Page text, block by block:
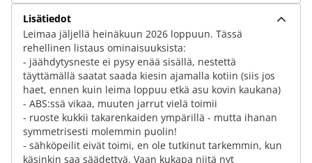
Lisätiedot
Leimaa jäljellä heinäkuun 2026 loppuun. Tässä
rehellinen listaus ominaisuuksista:
- jäähdytysneste ei pysy enää sisällä, nestettä
täyttämällä saatat saada kiesin ajamalla kotiin (siis jos
haet, ennen kuin leima loppuu etkä asu kovin kaukana)
- ABS:ssä vikaa, muuten jarrut vielä toimii
- ruoste kukkii takarenkaiden ympärillä - mutta ihanan
symmetrisesti molemmin puolin!
- sähköpeilit eivät toimi, en ole tutkinut tarkemmin, kun
käsinkin saa säädettyä. Vaan kukapa niitä nyt